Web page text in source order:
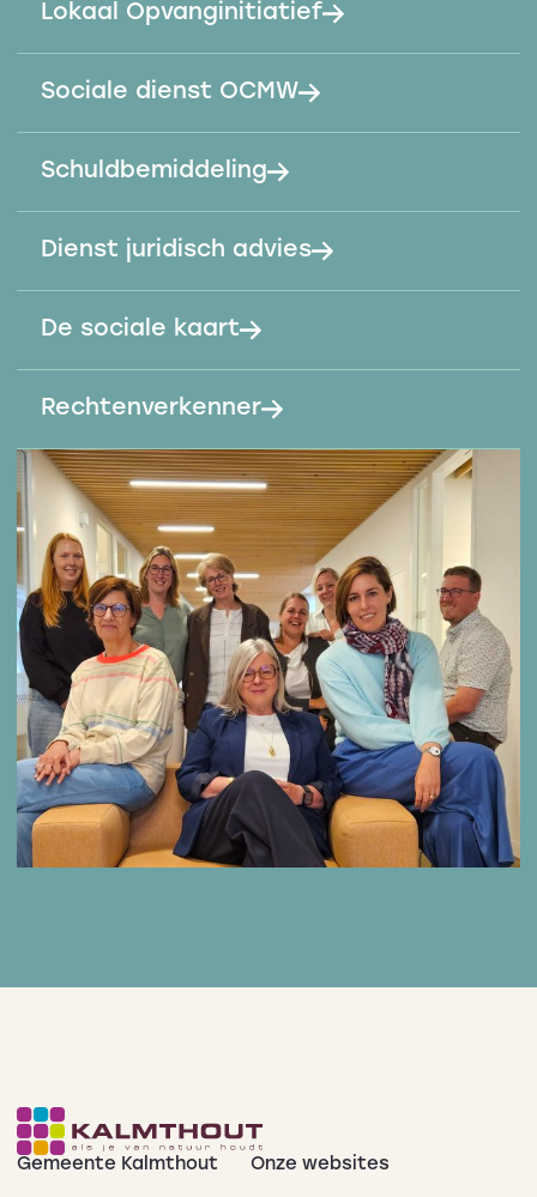
Lokaal Opvanginitiatief
Sociale dienst OCMW
Schuldbemiddeling
Dienst juridisch advies
De sociale kaart
Rechtenverkenner
Gemeente Kalmthout Onze websites